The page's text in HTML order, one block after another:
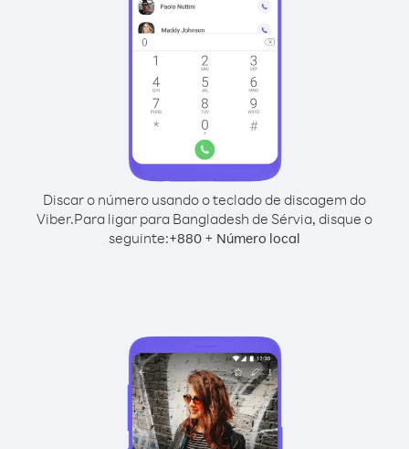
Discar o número usando o teclado de discagem do
Viber.Para ligar para Bangladesh de Sérvia, disque o
seguinte:+880 + Número local